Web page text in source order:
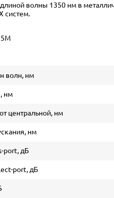
волны 1350 нм в
систем.
волн, нм
нм
центральной, нм
нм
port, дБ
port, дБ